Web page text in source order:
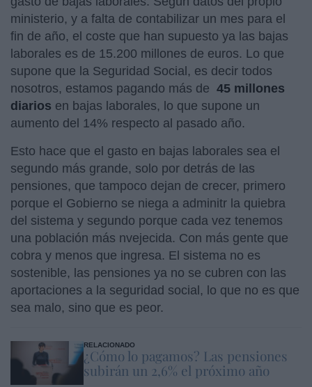
ministerio, y a falta de contabilizar un mes para el
fin de año, el coste que han supuesto ya las bajas
laborales es de 15.200 millones de euros. Lo que
supone que la Seguridad Social, es decir todos
nosotros, estamos pagando más de 45 millones
diarios en bajas laborales, lo que supone un
aumento del 14% respecto al pasado año.
Esto hace que el gasto en bajas laborales sea el
segundo más grande, solo por detrás de las
pensiones, que tampoco dejan de crecer, primero
porque el Gobierno se niega a adminitr la quiebra
del sistema y segundo porque cada vez tenemos
una población más nvejecida. Con más gente que
cobra y menos que ingresa. El sistema no es
sostenible, las pensiones ya no se cubren con las
aportaciones a la seguridad social, lo que no es que
sea malo, sino que es peor.
RELACIONADO
¿Cómo lo pagamos? Las pensiones
subirán un 2,6% el próximo año